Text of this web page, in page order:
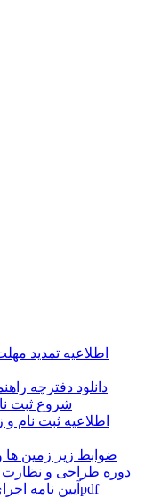
اطلاعیه تمدید
دانلود دفترچه
شروع ثبت
اطلاعیه ثبت نام
ضوابط زیر زمین ها
دوره طراحی و نظارت
آیین نامه اجرای درب خروج آتش نشانی و دوربند+فایلpdf